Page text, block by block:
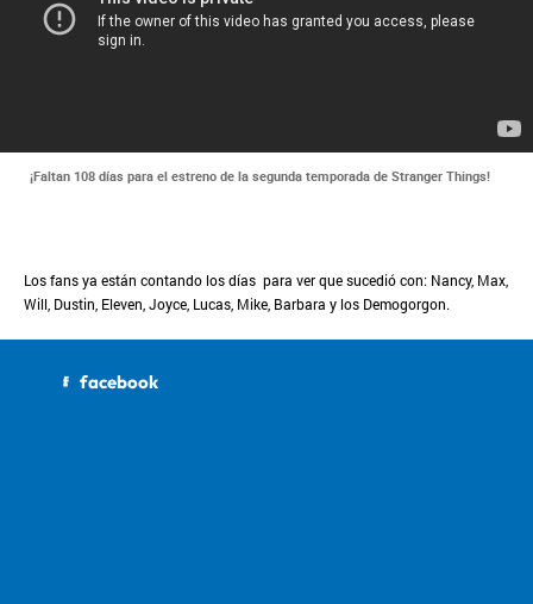
¡Faltan 108 días para el estreno de la segunda temporada de Stranger Things!
Los fans ya están contando los días para ver que sucedió con: Nancy, Max,
Will, Dustin, Eleven, Joyce, Lucas, Mike, Barbara y los Demogorgon.
facebook